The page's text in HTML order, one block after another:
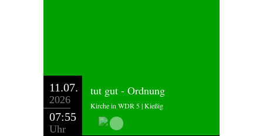
11.07.
2026
07:55
Uhr
tut gut - Ordnung
Kirche in WDR 5 | Kießig